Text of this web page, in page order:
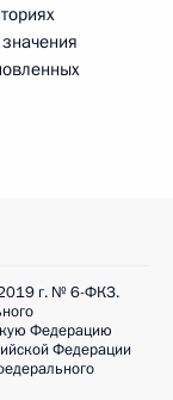
г. № 6-ФКЗ.
Федерацию
Федерации